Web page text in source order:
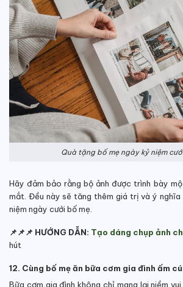
Quà tặng bố mẹ ngày kỷ niệm
Hãy đảm bảo rằng bộ ảnh được trình bày
mắt. Đều này sẽ tăng thêm giá trị và ý nghĩa
niệm ngày cưới bố mẹ.
📌📌📌 HƯỚNG DẪN: Tạo dáng chụp ảnh
hút
12. Cùng bố mẹ ăn bữa cơm gia đình ấm
Bữa cơm gia đình không chỉ mang lại niềm